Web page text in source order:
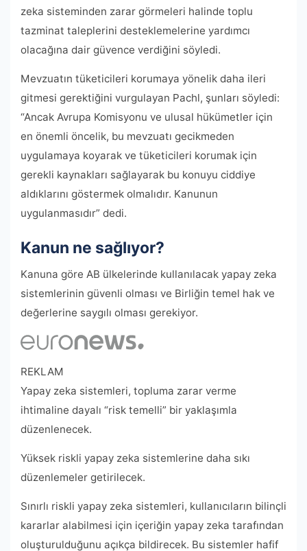
zeka sisteminden zarar görmeleri halinde toplu
tazminat taleplerini desteklemelerine yardımcı
olacağına dair güvence verdiğini söyledi.
Mevzuatın tüketicileri korumaya yönelik daha ileri
gitmesi gerektiğini vurgulayan Pachl, şunları söyledi:
“Ancak Avrupa Komisyonu ve ulusal hükümetler için
en önemli öncelik, bu mevzuatı gecikmeden
uygulamaya koyarak ve tüketicileri korumak için
gerekli kaynakları sağlayarak bu konuyu ciddiye
aldıklarını göstermek olmalıdır. Kanunun
uygulanmasıdır” dedi.
Kanun ne sağlıyor?
Kanuna göre AB ülkelerinde kullanılacak yapay zeka
sistemlerinin güvenli olması ve Birliğin temel hak ve
değerlerine saygılı olması gerekiyor.
REKLAM
Yapay zeka sistemleri, topluma zarar verme
ihtimaline dayalı “risk temelli” bir yaklaşımla
düzenlenecek.
Yüksek riskli yapay zeka sistemlerine daha sıkı
düzenlemeler getirilecek.
Sınırlı riskli yapay zeka sistemleri, kullanıcıların bilinçli
kararlar alabilmesi için içeriğin yapay zeka tarafından
oluşturulduğunu açıkça bildirecek. Bu sistemler hafif